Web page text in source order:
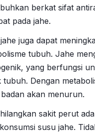
berkat sifat
pada jahe.
juga dapat
tubuh. Jahe
yang berfungsi
tubuh. Dengan
akan menurun.
sakit perut
susu jahe.